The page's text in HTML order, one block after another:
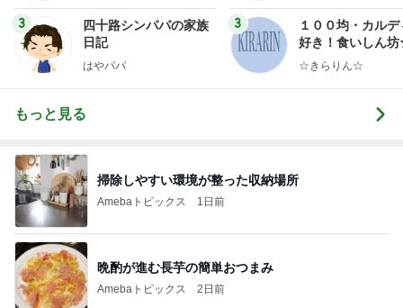
3
四十路シンパパの家族
日記
はやパパ
3
１００均・カルデ
好き！食いしん
らりん☆のブログ
☆きらりん☆
もっと見る
掃除しやすい環境が整った収納場所
Amebaトピックス 1日前
晩酌が進む長芋の簡単おつまみ
Amebaトピックス 2日前